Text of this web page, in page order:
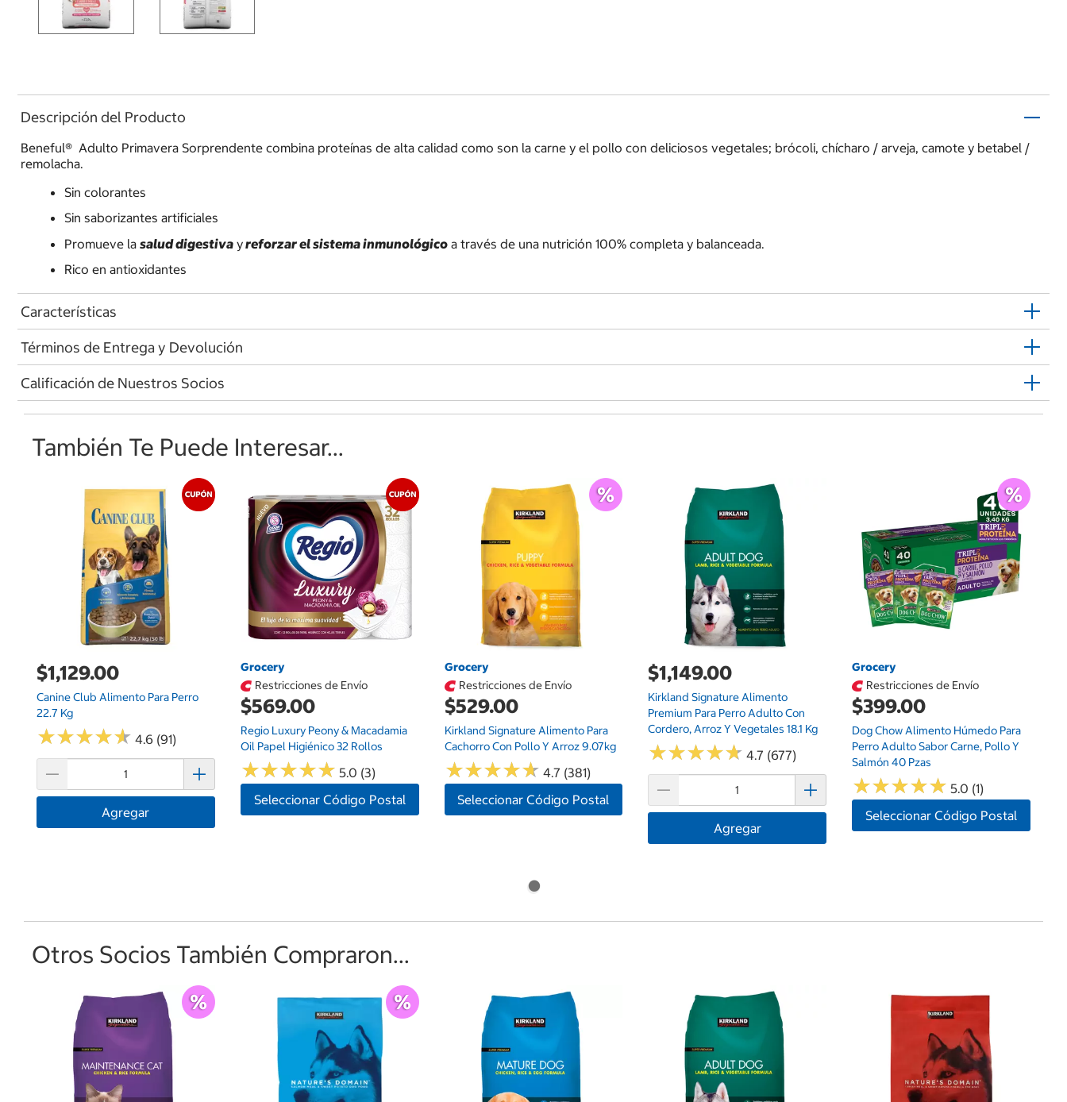
Descripción del Producto
Beneful® Adulto Primavera Sorprendente combina proteínas de alta calidad como son la carne y el pollo con deliciosos vegetales; brócoli, chícharo / arveja, camote y betabel /
remolacha.
Sin colorantes
Sin saborizantes artificiales
Promueve lasalud digestiva yreforzar el sistema inmunológico a través de una nutrición 100% completa y balanceada.
Rico en antioxidantes
Características
Términos de Entrega y Devolución
Calificación de Nuestros Socios
También Te Puede Interesar...
$1,129.00
Canine Club Alimento Para Perro
22.7 Kg
★★★★★
★★★★★ 4.6 (91)
Agregar
Grocery
Restricciones de Envío
$569.00
Regio Luxury Peony & Macadamia
Oil Papel Higiénico 32 Rollos
★★★★★
★★★★★ 5.0 (3)
Seleccionar Código Postal
Grocery
Restricciones de Envío
$529.00
Kirkland Signature Alimento Para
Cachorro Con Pollo Y Arroz 9.07kg
★★★★★
★★★★★ 4.7 (381)
Seleccionar Código Postal
$1,149.00
Kirkland Signature Alimento
Premium Para Perro Adulto Con
Cordero, Arroz Y Vegetales 18.1 Kg
★★★★★
★★★★★ 4.7 (677)
Agregar
Grocery
Restricciones de Envío
$399.00
Dog Chow Alimento Húmedo Para
Perro Adulto Sabor Carne, Pollo Y
Salmón 40 Pzas
★★★★★
★★★★★ 5.0 (1)
Seleccionar Código Postal
Otros Socios También Compraron...